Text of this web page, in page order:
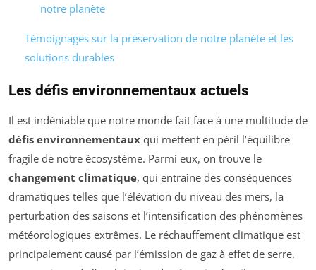
notre planète
Témoignages sur la préservation de notre planète et les
solutions durables
Les défis environnementaux actuels
Il est indéniable que notre monde fait face à une multitude de
défis environnementaux qui mettent en péril l’équilibre
fragile de notre écosystème. Parmi eux, on trouve le
changement climatique, qui entraîne des conséquences
dramatiques telles que l’élévation du niveau des mers, la
perturbation des saisons et l’intensification des phénomènes
météorologiques extrêmes. Le réchauffement climatique est
principalement causé par l’émission de gaz à effet de serre,